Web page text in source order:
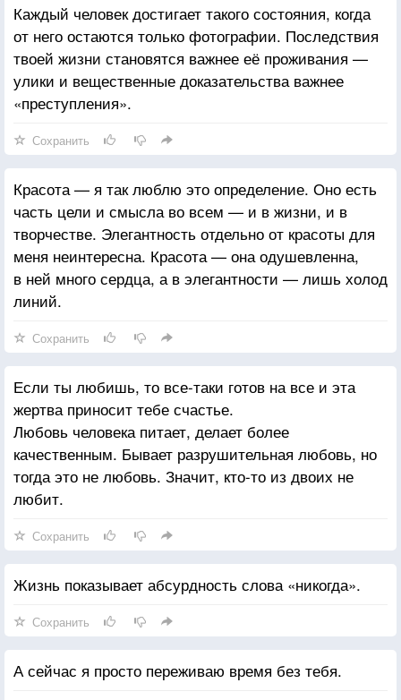
Каждый человек достигает такого состояния, когда
от него остаются только фотографии. Последствия
твоей жизни становятся важнее её проживания —
улики и вещественные доказательства важнее
«преступления».
Сохранить
Красота — я так люблю это определение. Оно есть
часть цели и смысла во всем — и в жизни, и в
творчестве. Элегантность отдельно от красоты для
меня неинтересна. Красота — она одушевленна,
в ней много сердца, а в элегантности — лишь холод
линий.
Сохранить
Если ты любишь, то все-таки готов на все и эта
жертва приносит тебе счастье.
Любовь человека питает, делает более
качественным. Бывает разрушительная любовь, но
тогда это не любовь. Значит, кто-то из двоих не
любит.
Сохранить
Жизнь показывает абсурдность слова «никогда».
Сохранить
А сейчас я просто переживаю время без тебя.